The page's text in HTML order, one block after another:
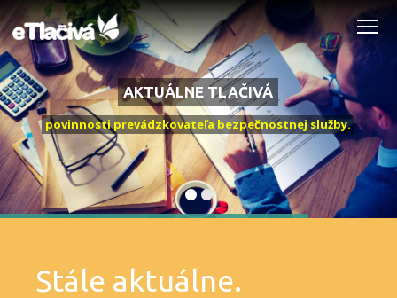
AKTUÁLNE TLAČIVÁ
povinnosti prevádzkovateľa bezpečnostnej služby.
Stále aktuálne.